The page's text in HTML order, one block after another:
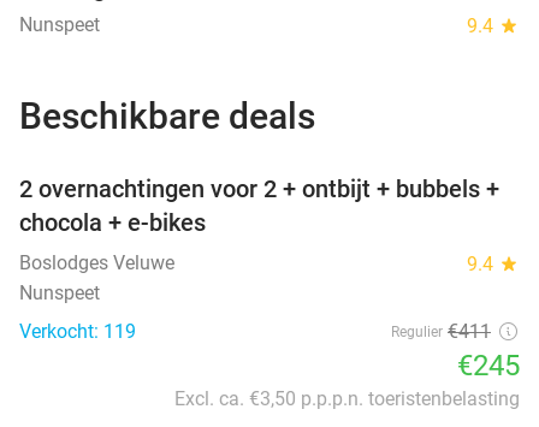
Nunspeet 9.4 star
Beschikbare deals
2 overnachtingen voor 2 + ontbijt + bubbels +
chocola + e-bikes
Boslodges Veluwe 9.4 star
Nunspeet
Verkocht: 119
Regulier €411
€245
Excl. ca. €3,50 p.p.p.n. toeristenbelasting